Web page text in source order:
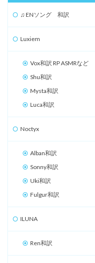
♫ ENソング 和訳
Luxiem
Vox和訳 RP ASMRなど
Shu和訳
Mysta和訳
Luca和訳
Noctyx
Alban和訳
Sonny和訳
Uki和訳
Fulgur和訳
ILUNA
Ren和訳